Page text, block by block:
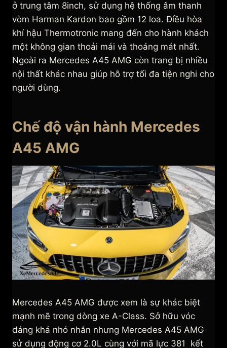
ở trung tâm 8inch, sử dụng hệ thống âm thanh
vòm Harman Kardon bao gồm 12 loa. Điều hòa
khí hậu Thermotronic mang đến cho hành khách
một không gian thoải mái và thoáng mát nhất.
Ngoài ra Mercedes A45 AMG còn trang bị nhiều
nội thất khác nhau giúp hỗ trợ tối đa tiện nghi cho
người dùng.
Chế độ vận hành Mercedes
A45 AMG
Mercedes A45 AMG được xem là sự khác biệt
mạnh mẽ trong dòng xe A-Class. Sở hữu vóc
dáng khá nhỏ nhắn nhưng Mercedes A45 AMG
sử dụng động cơ 2.0L cùng với mã lực 381 kết